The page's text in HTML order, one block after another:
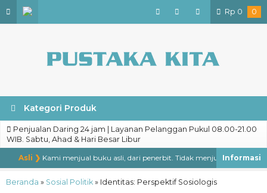
Rp 0 0
Kategori Produk
Penjualan Daring 24 jam | Layanan Pelanggan Pukul 08.00-21.00
WIB. Sabtu, Ahad & Hari Besar Libur
Asli ❯ Kami menjual buku asli, dari penerbit. Tidak menjual buku
Beranda » Sosial Politik » Identitas: Perspektif Sosiologis